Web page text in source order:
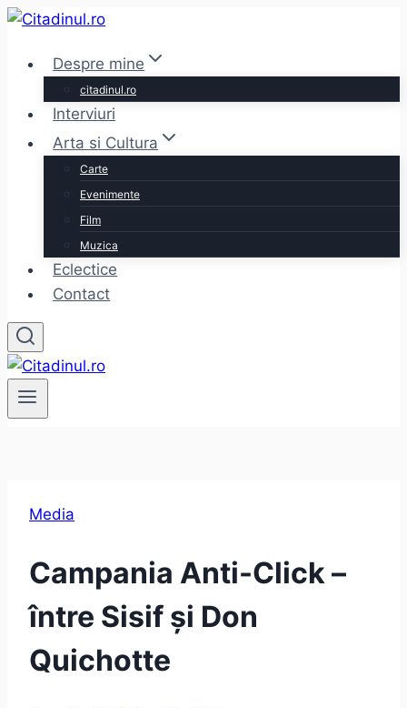
Skip
contentDespre mine
citadinul.ro
Interviuri
Arta si Cultura
Carte
Evenimente
Film
Muzica
Eclectice
Contact
Media
Campania Anti-Click –
între Sisif și Don
Quichotte